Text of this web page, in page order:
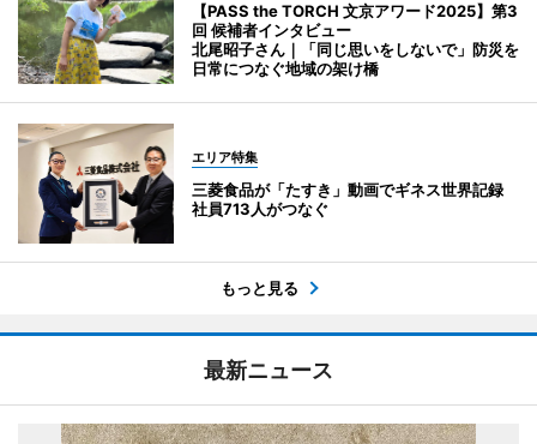
【PASS the TORCH 文京アワード2025】第3
回 候補者インタビュー
北尾昭子さん｜「同じ思いをしないで」防災を
日常につなぐ地域の架け橋
エリア特集
三菱食品が「たすき」動画でギネス世界記録
社員713人がつなぐ
もっと見る
最新ニュース